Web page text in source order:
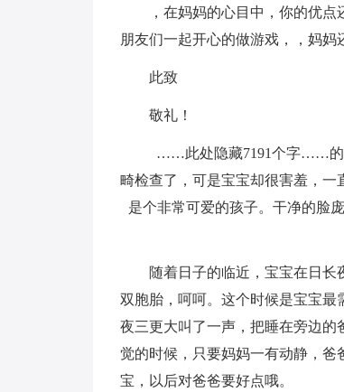
，在妈妈的心目中，你的优
朋友们一起开心的做游戏，，妈妈
此致
敬礼！
……此处隐藏7191个字……的
畸检查了，可是宝宝却很害羞，一
是个非常可爱的孩子。干净的脸
随着日子的临近，宝宝在日
双胞胎，呵呵。这个时候是宝宝
夜三更大叫了一声，把睡在旁边
觉的时候，只要妈妈一有动静，
宝，以后对爸爸要好点哦。